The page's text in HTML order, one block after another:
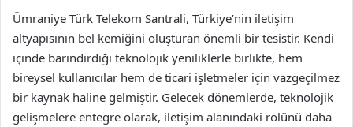
Ümraniye Türk Telekom Santrali, Türkiye’nin iletişim
altyapısının bel kemiğini oluşturan önemli bir tesistir. Kendi
içinde barındırdığı teknolojik yeniliklerle birlikte, hem
bireysel kullanıcılar hem de ticari işletmeler için vazgeçilmez
bir kaynak haline gelmiştir. Gelecek dönemlerde, teknolojik
gelişmelere entegre olarak, iletişim alanındaki rolünü daha